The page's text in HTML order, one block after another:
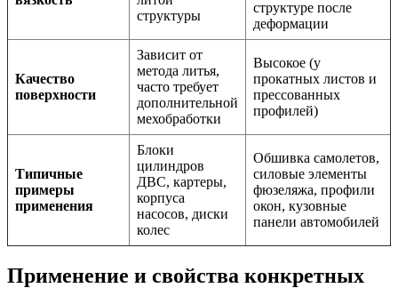
структуры
структуре после
деформации
Качество
поверхности
Зависит от
метода литья,
часто требует
дополнительной
мехобработки
Высокое (у
прокатных листов и
прессованных
профилей)
Типичные
примеры
применения
Блоки
цилиндров
ДВС, картеры,
корпуса
насосов, диски
колес
Обшивка самолетов,
силовые элементы
фюзеляжа, профили
окон, кузовные
панели автомобилей
Применение и свойства конкретных